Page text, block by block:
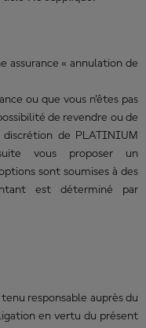
assurance « annulation de
ou que vous n’êtes pas
de revendre ou de
de PLATINIUM
vous proposer un
sont soumises à des
est déterminé par
responsable auprès du
en vertu du présent